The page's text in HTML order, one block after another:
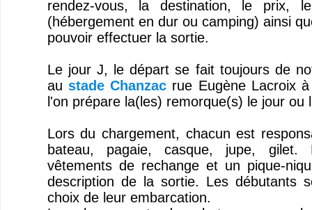
rendez-vous, la destination, le prix,
(hébergement en dur ou camping) ainsi
pouvoir effectuer la sortie.
Le jour J, le départ se fait toujours de
au stade Chanzac rue Eugène Lacroix
l'on prépare la(les) remorque(s) le jour ou
Lors du chargement, chacun est
bateau, pagaie, casque, jupe,
vêtements de rechange et un pique-
description de la sortie. Les débutants
choix de leur embarcation.